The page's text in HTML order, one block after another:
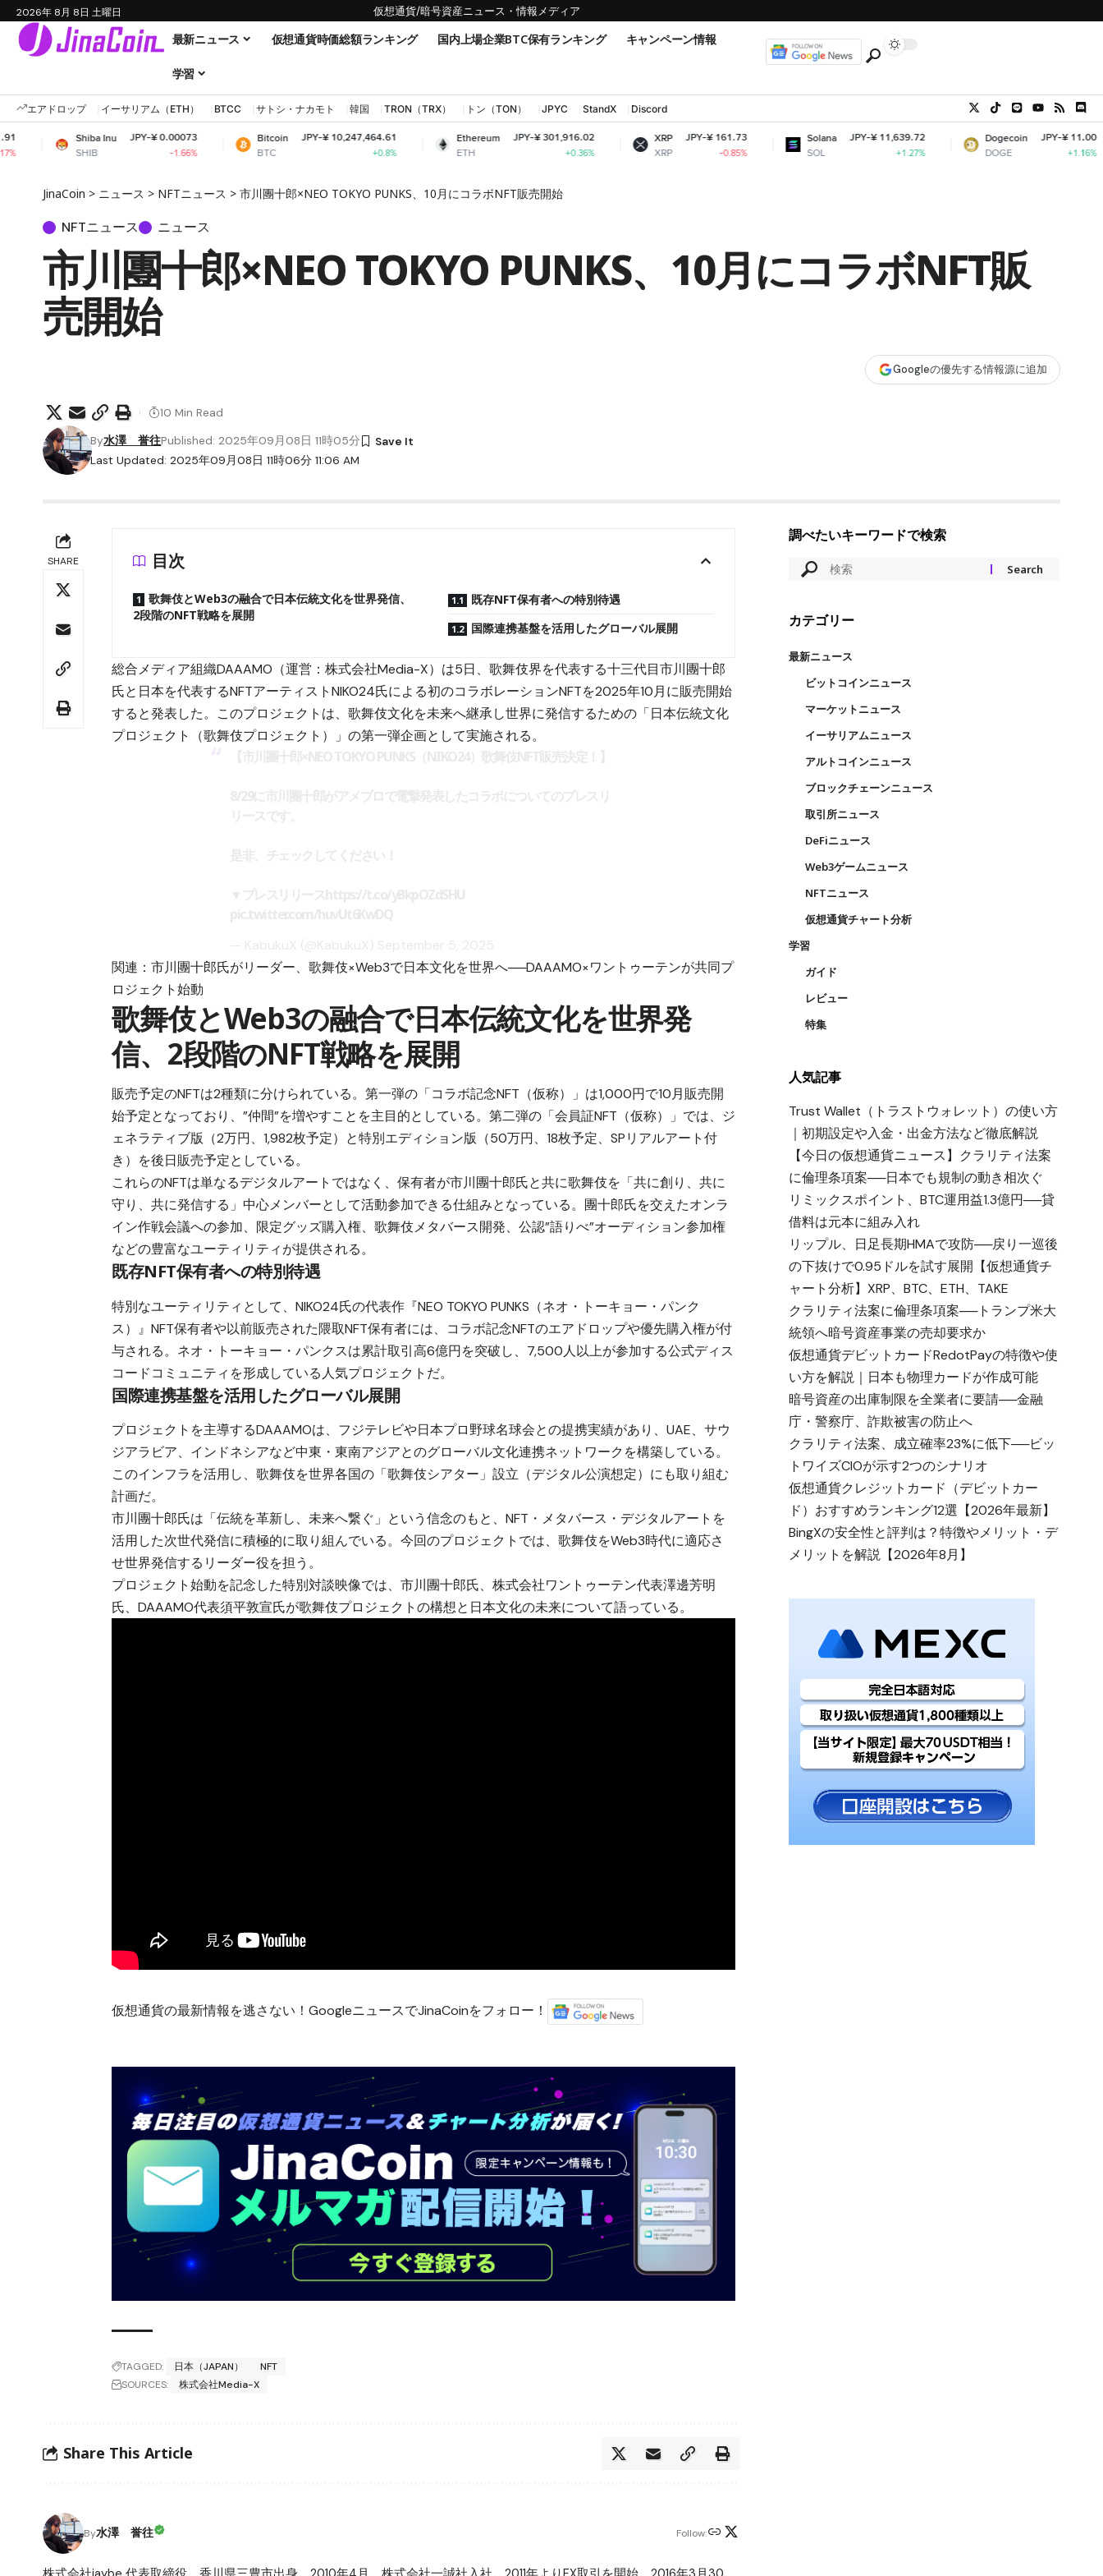
2026年 8月 8日 土曜日 仮想通貨/暗号資産ニュース・情報メディア
最新ニュース 仮想通貨時価総額ランキング 国内上場企業BTC保有ランキング キャンペーン情報
学習
エアドロップ イーサリアム（ETH） BTCC サトシ・ナカモト 韓国 TRON（TRX） トン（TON） JPYC StandX Discord
Shiba Inu
SHIB
JPY-¥ 0.00073
Bitcoin
BTC
JPY-¥ 10,247,464.61
ETH
JPY-¥ 301,916.02
XRP
XRP
JPY-¥ 161.73
-0.85%
JPY-¥ 11,639.72
Dogecoin
DOGE
JPY-¥ 11.00
+1.16%
JinaCoin > ニュース > NFTニュース > 市川團十郎×NEO TOKYO PUNKS、10月にコラボNFT販売開始
NFTニュース ニュース
市川團十郎×NEO TOKYO PUNKS、10月にコラボNFT販
売開始
Googleの優先する情報源に追加
Last Updated: 2025年09月08日 11時06分 11:06 AM
By水澤 誉往Published: 2025年09月08日 11時05分
10 Min Read
SHARE 目次
歌舞伎とWeb3の融合で日本伝統文化を世界発信、
2段階のNFT戦略を展開
既存NFT保有者への特別待遇
国際連携基盤を活用したグローバル展開
総合メディア組織DAAAMO（運営：株式会社Media-X）は5日、歌舞伎界を代表する十三代目市川團十郎
氏と日本を代表するNFTアーティストNIKO24氏による初のコラボレーションNFTを2025年10月に販売開始
すると発表した。このプロジェクトは、歌舞伎文化を未来へ継承し世界に発信するための「日本伝統文化
プロジェクト（歌舞伎プロジェクト）」の第一弾企画として実施される。
関連：市川團十郎氏がリーダー、歌舞伎×Web3で日本文化を世界へ──DAAAMO×ワントゥーテンが共同プ
ロジェクト始動
歌舞伎とWeb3の融合で日本伝統文化を世界発
信、2段階のNFT戦略を展開
販売予定のNFTは2種類に分けられている。第一弾の「コラボ記念NFT（仮称）」は1,000円で10月販売開
始予定となっており、”仲間”を増やすことを主目的としている。第二弾の「会員証NFT（仮称）」では、ジ
ェネラティブ版（2万円、1,982枚予定）と特別エディション版（50万円、18枚予定、SPリアルアート付
き）を後日販売予定としている。
これらのNFTは単なるデジタルアートではなく、保有者が市川團十郎氏と共に歌舞伎を「共に創り、共に
守り、共に発信する」中心メンバーとして活動参加できる仕組みとなっている。團十郎氏を交えたオンラ
イン作戦会議への参加、限定グッズ購入権、歌舞伎メタバース開発、公認”語りべ”オーディション参加権
などの豊富なユーティリティが提供される。
既存NFT保有者への特別待遇
特別なユーティリティとして、NIKO24氏の代表作『NEO TOKYO PUNKS（ネオ・トーキョー・パンク
ス）』NFT保有者や以前販売された隈取NFT保有者には、コラボ記念NFTのエアドロップや優先購入権が付
与される。ネオ・トーキョー・パンクスは累計取引高6億円を突破し、7,500人以上が参加する公式ディス
コードコミュニティを形成している人気プロジェクトだ。
国際連携基盤を活用したグローバル展開
プロジェクトを主導するDAAAMOは、フジテレビや日本プロ野球名球会との提携実績があり、UAE、サウ
ジアラビア、インドネシアなど中東・東南アジアとのグローバル文化連携ネットワークを構築している。
このインフラを活用し、歌舞伎を世界各国の「歌舞伎シアター」設立（デジタル公演想定）にも取り組む
計画だ。
市川團十郎氏は「伝統を革新し、未来へ繋ぐ」という信念のもと、NFT・メタバース・デジタルアートを
活用した次世代発信に積極的に取り組んでいる。今回のプロジェクトでは、歌舞伎をWeb3時代に適応さ
せ世界発信するリーダー役を担う。
プロジェクト始動を記念した特別対談映像では、市川團十郎氏、株式会社ワントゥーテン代表澤邊芳明
氏、DAAAMO代表須平敦宣氏が歌舞伎プロジェクトの構想と日本文化の未来について語っている。
仮想通貨の最新情報を逃さない！GoogleニュースでJinaCoinをフォロー！
TAGGED: 日本（JAPAN）
NFT
SOURCES:
株式会社Media-X
Share This Article
By水澤 誉往 Follow:
調べたいキーワードで検索
カテゴリー
最新ニュース
ビットコインニュース
マーケットニュース
イーサリアムニュース
アルトコインニュース
ブロックチェーンニュース
取引所ニュース
DeFiニュース
Web3ゲームニュース
NFTニュース
仮想通貨チャート分析
学習
ガイド
レビュー
特集
人気記事
Trust Wallet（トラストウォレット）の使い方
｜初期設定や入金・出金方法など徹底解説
【今日の仮想通貨ニュース】クラリティ法案
に倫理条項案──日本でも規制の動き相次ぐ
リミックスポイント、BTC運用益1.3億円──貸
借料は元本に組み入れ
リップル、日足長期HMAで攻防──戻り一巡後
の下抜けで0.95ドルを試す展開【仮想通貨チ
ャート分析】XRP、BTC、ETH、TAKE
クラリティ法案に倫理条項案──トランプ米大
統領へ暗号資産事業の売却要求か
仮想通貨デビットカードRedotPayの特徴や使
い方を解説｜日本も物理カードが作成可能
暗号資産の出庫制限を全業者に要請──金融
庁・警察庁、詐欺被害の防止へ
クラリティ法案、成立確率23%に低下──ビッ
トワイズCIOが示す2つのシナリオ
仮想通貨クレジットカード（デビットカー
ド）おすすめランキング12選【2026年最新】
BingXの安全性と評判は？特徴やメリット・デ
メリットを解説【2026年8月】